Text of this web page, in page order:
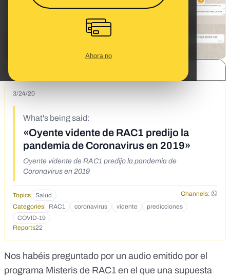
Ahora no
3/24/20
What's being said:
«Oyente vidente de RAC1 predijo la
pandemia de Coronavirus en 2019»
Oyente vidente de RAC1 predijo la pandemia de
Coronavirus en 2019
Topics Salud
Channels:
Categories
RAC1 coronavirus vidente
predicciones
COVID-19
Reports22
Nos habéis preguntado por un audio emitido por el
programa Misteris de RAC1 en el que una supuesta